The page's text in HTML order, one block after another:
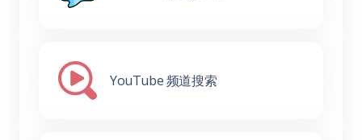
YouTube 频道搜索